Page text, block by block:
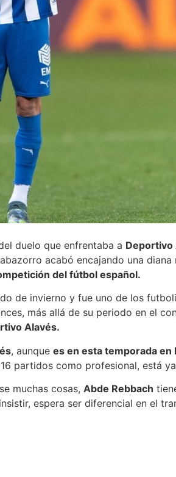
duelo que enfrentaba a Deportivo
acabó encajando una
del fútbol español.
de invierno y fue uno de los
más allá de su periodo en el
Alavés.
, aunque es en esta temporada
partidos como profesional, está
muchas cosas, Abde Rebbach
espera ser diferencial en el